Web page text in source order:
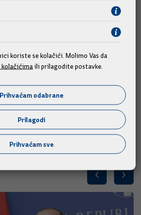
koriste se kolačići. Molimo Vas da
ili prilagodite postavke.
Prihvaćam odabrane
Prilagodi
Prihvaćam sve